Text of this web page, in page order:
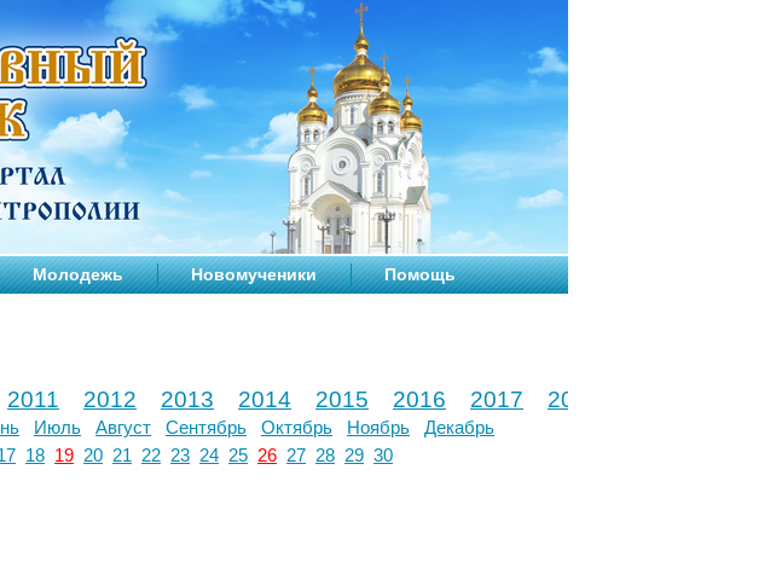
Молодежь Новомученики Помощь
2011 2012 2013 2014 2015 2016 2017 2018
Июль Август Сентябрь Октябрь Ноябрь
Декабрь
18 19 20 21 22 23 24 25 26 27 28 29 30